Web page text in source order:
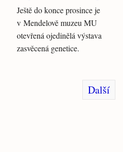
Ještě do konce prosince je
v Mendelově muzeu MU
otevřená ojedinělá výstava
zasvěcená genetice.
Další